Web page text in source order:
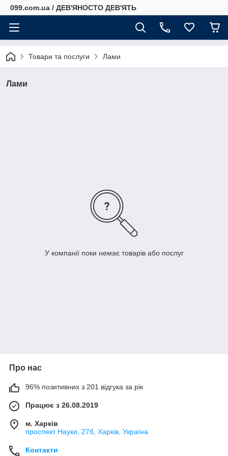
099.com.ua / ДЕВ'ЯНОСТО ДЕВ'ЯТЬ
Товари та послуги Лами
Лами
У компанії поки немає товарів або послуг
Про нас
96% позитивних з 201 відгука за рік
Працює з 26.08.2019
м. Харків
проспект Науки, 27б, Харків, Україна
Контакти